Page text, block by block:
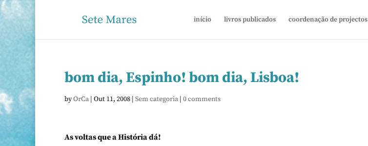
início livros publicados coordenação de projectos
bom dia, Espinho! bom dia, Lisboa!
byOrCa | Out 11, 2008 | Sem categoria | 0 comments
As voltas que a História dá!